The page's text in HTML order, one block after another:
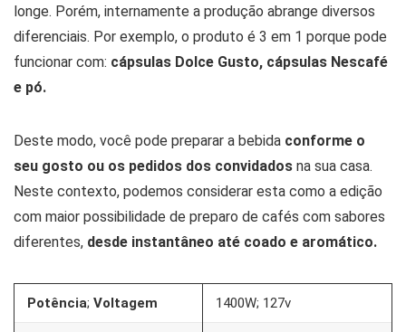
longe. Porém, internamente a produção abrange diversos
diferenciais. Por exemplo, o produto é 3 em 1 porque pode
funcionar com: cápsulas Dolce Gusto, cápsulas Nescafé
e pó.
Deste modo, você pode preparar a bebida conforme o
seu gosto ou os pedidos dos convidados na sua casa.
Neste contexto, podemos considerar esta como a edição
com maior possibilidade de preparo de cafés com sabores
diferentes, desde instantâneo até coado e aromático.
Potência; Voltagem 1400W; 127v